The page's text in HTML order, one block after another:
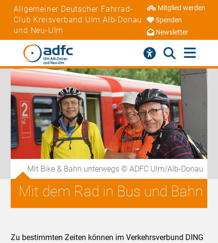
Allgemeiner Deutscher Fahrrad-
Club Kreisverband Ulm Alb-Donau
und Neu-Ulm
Mitglied werden
Spenden
Newsletter
Mit Bike & Bahn unterwegs © ADFC Ulm/Alb-Donau
Mit dem Rad in Bus und Bahn
Zu bestimmten Zeiten können im Verkehrsverbund DING